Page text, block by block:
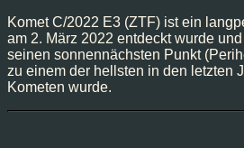
Komet C/2022 E3 (ZTF) ist ein
am 2. März 2022 entdeckt wurde
seinen sonnennächsten Punkt
zu einem der hellsten in den letzten
Kometen wurde.